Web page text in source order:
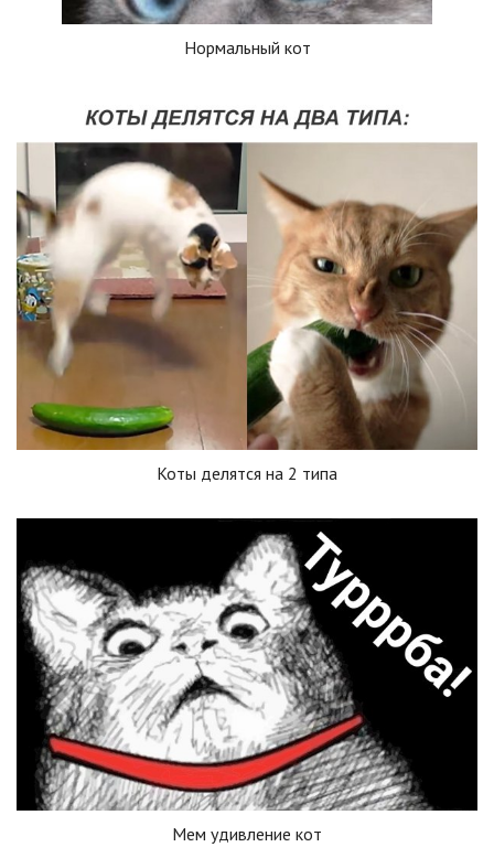
Нормальный кот
Коты делятся на 2 типа
Мем удивление кот